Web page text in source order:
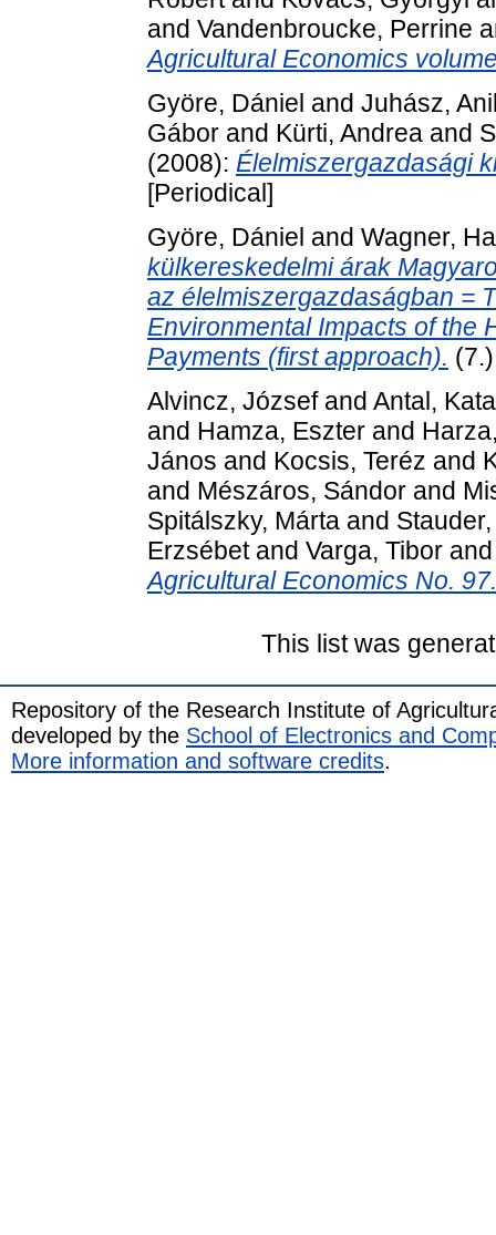
and Vandenbroucke, Perrine
Agricultural Economics
Györe, Dániel and Juhász,
Gábor and Kürti, Andrea and
(2008): Élelmiszergazdasági
[Periodical]
Györe, Dániel and Wagner,
külkereskedelmi árak
az élelmiszergazdaságban =
Environmental Impacts of the
Payments (first approach).
Alvincz, Józsefand Antal,
and Hamza, Eszter and
János and Kocsis, Teréz and
and Mészáros, Sándor and
Spitálszky, Márta and
Erzsébetand Varga, Tibor
Agricultural Economics No. 97.
This list was
Repository of the Research Institute of
developed by the School of Electronics and
More information and software credits.